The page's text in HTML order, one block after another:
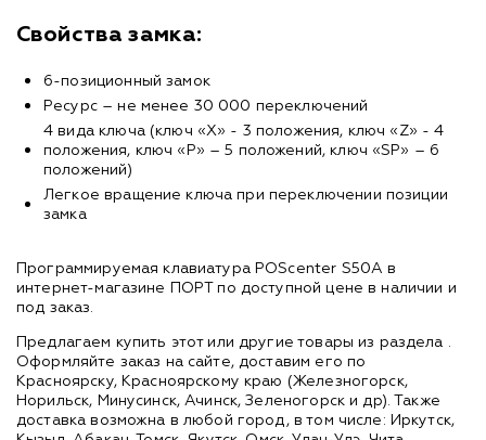
Свойства замка:
6-позиционный замок
Ресурс – не менее 30 000 переключений
4 вида ключа (ключ «Х» - 3 положения, ключ «Z» - 4
положения, ключ «P» – 5 положений, ключ «SP» – 6
положений)
Легкое вращение ключа при переключении позиции
замка
Программируемая клавиатура POScenter S50A в
интернет-магазине ПОРТ по доступной цене в наличии и
под заказ.
Предлагаем купить этот или другие товары из раздела .
Оформляйте заказ на сайте, доставим его по
Красноярску, Красноярскому краю (Железногорск,
Норильск, Минусинск, Ачинск, Зеленогорск и др). Также
доставка возможна в любой город, в том числе: Иркутск,